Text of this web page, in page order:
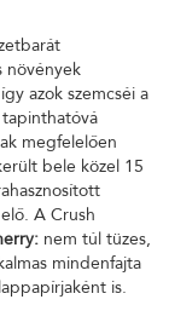
növények
azok szemcséi a
megfelelően
bele közel 15
A Crush
nem túl tüzes,
mindenfajta
is.